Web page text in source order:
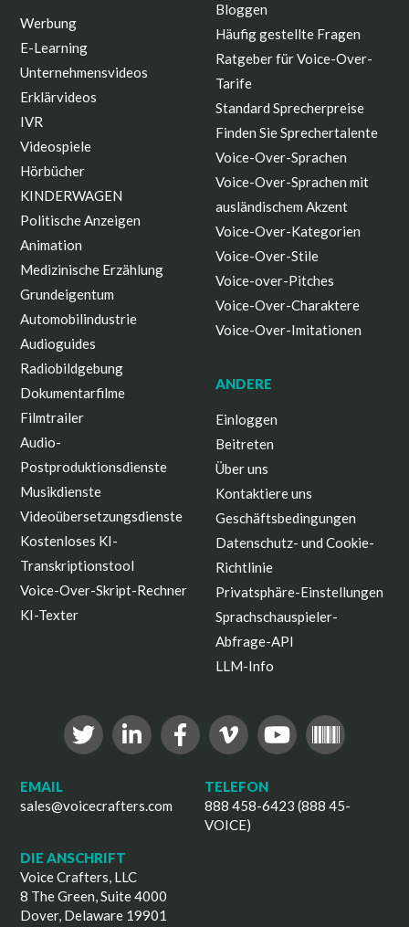
Werbung
E-Learning
Unternehmensvideos
Erklärvideos
IVR
Videospiele
Hörbücher
KINDERWAGEN
Politische Anzeigen
Animation
Medizinische Erzählung
Grundeigentum
Automobilindustrie
Audioguides
Radiobildgebung
Dokumentarfilme
Filmtrailer
Audio-
Postproduktionsdienste
Musikdienste
Videoübersetzungsdienste
Kostenloses KI-
Transkriptionstool
Voice-Over-Skript-Rechner
KI-Texter
Bloggen
Häufig gestellte Fragen
Ratgeber für Voice-Over-
Tarife
Standard Sprecherpreise
Finden Sie Sprechertalente
Voice-Over-Sprachen
Voice-Over-Sprachen mit
ausländischem Akzent
Voice-Over-Kategorien
Voice-Over-Stile
Voice-over-Pitches
Voice-Over-Charaktere
Voice-Over-Imitationen
ANDERE
Einloggen
Beitreten
Über uns
Kontaktiere uns
Geschäftsbedingungen
Datenschutz- und Cookie-
Richtlinie
Privatsphäre-Einstellungen
Sprachschauspieler-
Abfrage-API
LLM-Info
EMAIL
sales@voicecrafters.com
TELEFON
888 458-6423 (888 45-
VOICE)
DIE ANSCHRIFT
Voice Crafters, LLC
8 The Green, Suite 4000
Dover, Delaware 19901